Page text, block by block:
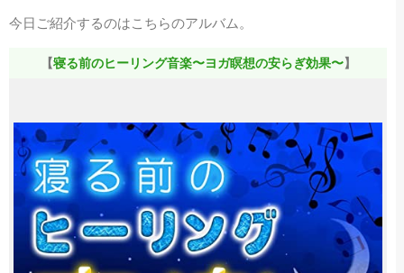
今日ご紹介するのはこちらのアルバム。
【寝る前のヒーリング音楽〜ヨガ瞑想の安らぎ効果〜】